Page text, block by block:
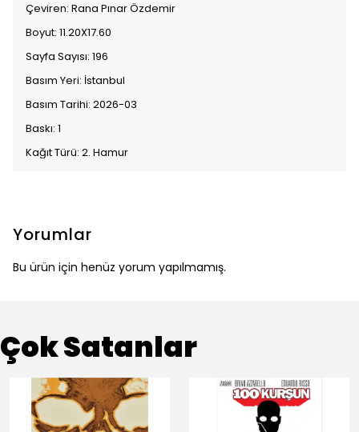
Çeviren: Rana Pınar Özdemir
Boyut: 11.20X17.60
Sayfa Sayısı: 196
Basım Yeri: İstanbul
Basım Tarihi: 2026-03
Baskı: 1
Kağıt Türü: 2. Hamur
Yorumlar
Bu ürün için henüz yorum yapılmamış.
Çok Satanlar